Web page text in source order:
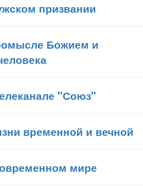
призвании
Божием и
"Союз"
временной и вечной
мире